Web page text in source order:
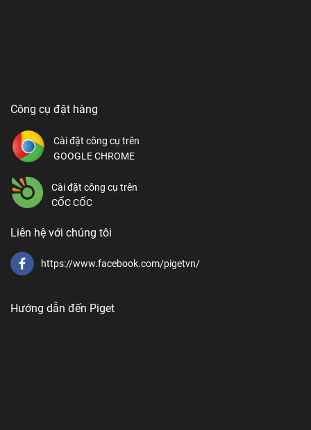
Công cụ đặt hàng
Cài đặt công cụ trên
GOOGLE CHROME
Cài đặt công cụ trên
CỐC CỐC
Liên hệ với chúng tôi
https://www.facebook.com/pigetvn/
Hướng dẫn đến Piget